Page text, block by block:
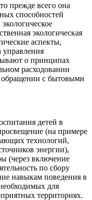
прежде всего она
способностей
экологическая
аспекты,
управления
о принципах
расходовании
обращении с бытовыми
детей в
(на примере
технологий,
энергии),
(через включение
по сбору
навыкам поведения в
для
территориях.